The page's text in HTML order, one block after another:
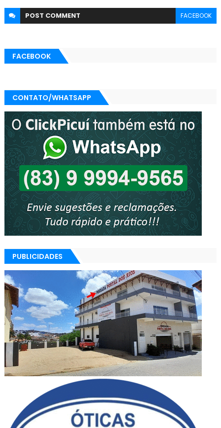
POST COMMENT FACEBOOK
FACEBOOK
CONTATO/WHATSAPP
PUBLICIDADES